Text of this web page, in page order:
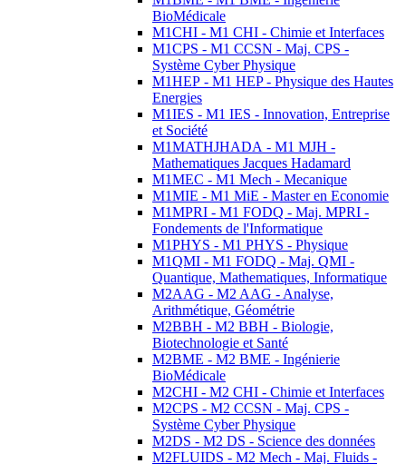
BioMédicale
M1CHI - M1 CHI - Chimie et Interfaces
M1CPS - M1 CCSN - Maj. CPS -
Système Cyber Physique
M1HEP - M1 HEP - Physique des Hautes
Energies
M1IES - M1 IES - Innovation, Entreprise
et Société
M1MATHJHADA - M1 MJH -
Mathematiques Jacques Hadamard
M1MEC - M1 Mech - Mecanique
M1MIE - M1 MiE - Master en Economie
M1MPRI - M1 FODQ - Maj. MPRI -
Fondements de l'Informatique
M1PHYS - M1 PHYS - Physique
M1QMI - M1 FODQ - Maj. QMI -
Quantique, Mathematiques, Informatique
M2AAG - M2 AAG - Analyse,
Arithmétique, Géométrie
M2BBH - M2 BBH - Biologie,
Biotechnologie et Santé
M2BME - M2 BME - Ingénierie
BioMédicale
M2CHI - M2 CHI - Chimie et Interfaces
M2CPS - M2 CCSN - Maj. CPS -
Système Cyber Physique
M2DS - M2 DS - Science des données
M2FLUIDS - M2 Mech - Maj. Fluids -